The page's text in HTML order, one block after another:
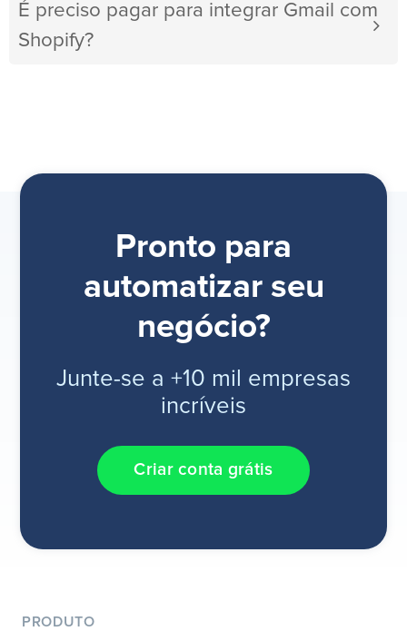
É preciso pagar para integrar Gmail com
Shopify?
Pronto para
automatizar seu
negócio?
Junte-se a +10 mil empresas
incríveis
Criar conta grátis
PRODUTO